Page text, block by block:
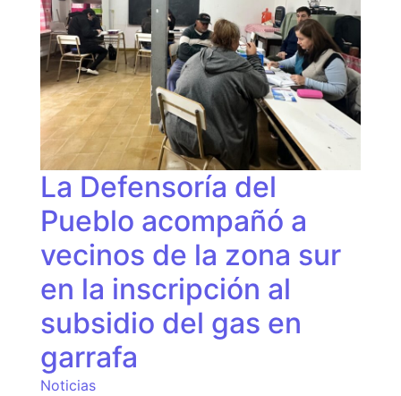
La Defensoría del
Pueblo acompañó a
vecinos de la zona sur
en la inscripción al
subsidio del gas en
garrafa
Noticias